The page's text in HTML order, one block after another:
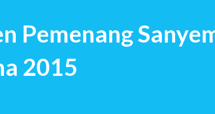
pertanyaan tersebut: Saya
kecil yang indah Ngg…Semacam
percaya, kita akan m...
Pemenang
2015